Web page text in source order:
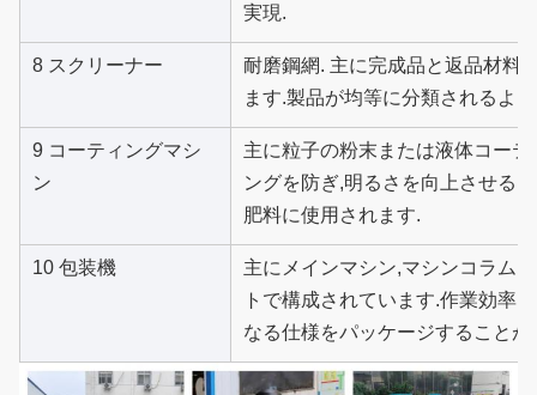
実現.
8 スクリーナー
耐磨鋼網. 主に完成品と返品材料
ます.製品が均等に分類されるよ
9 コーティングマシ
ン
主に粒子の粉末または液体コー
ングを防ぎ,明るさを向上させる
肥料に使用されます.
10 包装機
主にメインマシン,マシンコラム,
トで構成されています.作業効率
なる仕様をパッケージすることが